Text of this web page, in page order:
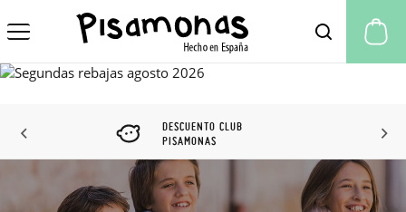
DESCUENTO CLUB
PISAMONAS